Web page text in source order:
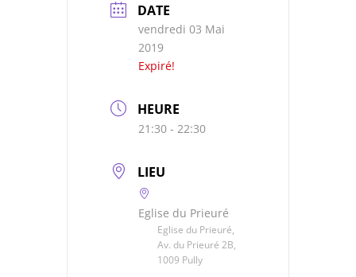
DATE
vendredi 03 Mai
2019
Expiré!
HEURE
21:30 - 22:30
LIEU
Eglise du Prieuré
Eglise du Prieuré,
Av. du Prieuré 2B,
1009 Pully